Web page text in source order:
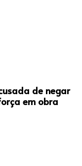
de negar
em obra